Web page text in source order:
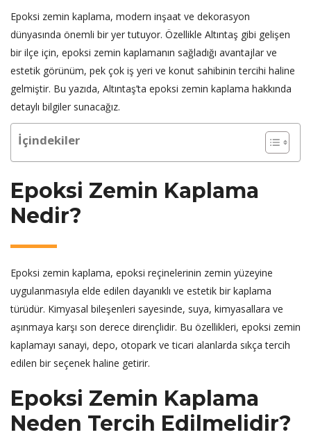
Epoksi zemin kaplama, modern inşaat ve dekorasyon
dünyasında önemli bir yer tutuyor. Özellikle Altıntaş gibi gelişen
bir ilçe için, epoksi zemin kaplamanın sağladığı avantajlar ve
estetik görünüm, pek çok iş yeri ve konut sahibinin tercihi haline
gelmiştir. Bu yazıda, Altıntaş’ta epoksi zemin kaplama hakkında
detaylı bilgiler sunacağız.
İçindekiler
Epoksi Zemin Kaplama
Nedir?
Epoksi zemin kaplama, epoksi reçinelerinin zemin yüzeyine
uygulanmasıyla elde edilen dayanıklı ve estetik bir kaplama
türüdür. Kimyasal bileşenleri sayesinde, suya, kimyasallara ve
aşınmaya karşı son derece dirençlidir. Bu özellikleri, epoksi zemin
kaplamayı sanayi, depo, otopark ve ticari alanlarda sıkça tercih
edilen bir seçenek haline getirir.
Epoksi Zemin Kaplama
Neden Tercih Edilmelidir?